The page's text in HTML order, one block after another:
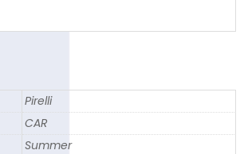
Pirelli
CAR
Summer